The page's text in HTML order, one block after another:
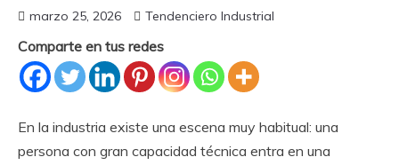
marzo 25, 2026 Tendenciero Industrial
Comparte en tus redes
En la industria existe una escena muy habitual: una
persona con gran capacidad técnica entra en una